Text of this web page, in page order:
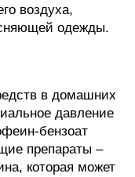
воздуха,
одежды.
в домашних
давление
бензоат
препараты –
которая может